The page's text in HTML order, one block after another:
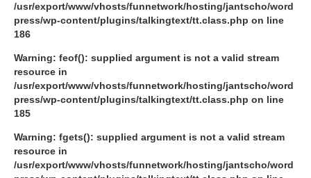
/usr/export/www/vhosts/funnetwork/hosting/jantscho/word
press/wp-content/plugins/talkingtext/tt.class.php on line
186
Warning: feof(): supplied argument is not a valid stream
resource in
/usr/export/www/vhosts/funnetwork/hosting/jantscho/word
press/wp-content/plugins/talkingtext/tt.class.php on line
185
Warning: fgets(): supplied argument is not a valid stream
resource in
/usr/export/www/vhosts/funnetwork/hosting/jantscho/word